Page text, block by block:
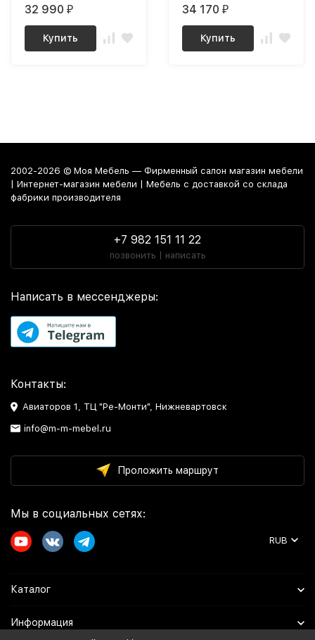
32 990 ₽
Купить
34 170 ₽
Купить
2002-2026 © Моя Мебель — Фирменный салон магазин мебели
| Интернет-магазин мебели | Мебель с доставкой со склада
фабрики производителя
+7 982 151 11 22
позвонить | написать
Написать в мессенджеры:
Контакты:
Авиаторов 1, ТЦ "Ре-Монти", Нижневартовск
info@m-m-mebel.ru
Проложить маршрут
Мы в социальных сетях:
RUB
Каталог
Информация